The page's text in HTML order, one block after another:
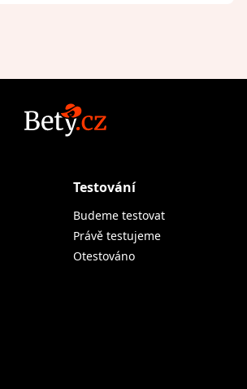
Testování
Budeme testovat
Právě testujeme
Otestováno